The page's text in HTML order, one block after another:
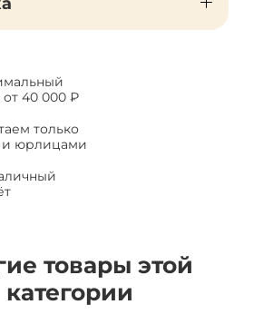
от 40 000 ₽
только
юрлицами
товары этой
категории